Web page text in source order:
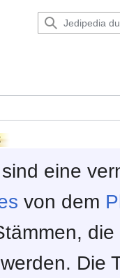
sind eine
von dem
Die